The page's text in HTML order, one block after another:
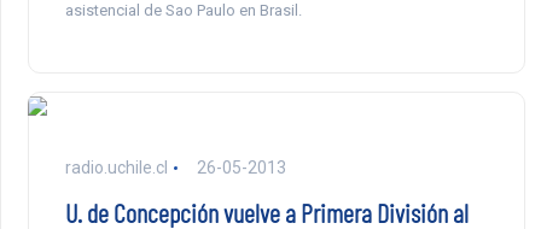
asistencial de Sao Paulo en Brasil.
radio.uchile.cl 26-05-2013
U. de Concepción vuelve a Primera División al